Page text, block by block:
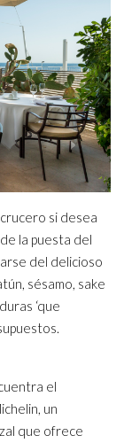
si desea
la puesta del
del delicioso
sésamo, sake
‘que
el
un
que ofrece